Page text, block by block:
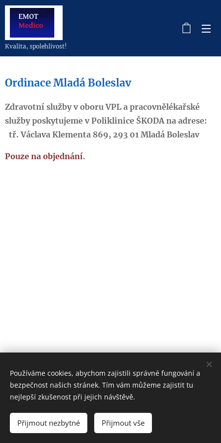
Kvalita, spolehlivost!
Ordinace Mladá Boleslav
Zdravotní služby v oboru VPL a pracovnělékařské
služby poskytujeme v Poliklinice ŠKODA na adrese:
tř. Václava Klementa 869, 293 01 Mladá Boleslav
Pouze na objednání.
Cookies
Používáme cookies, abychom zajistili správné fungování a
bezpečnost našich stránek. Tím vám můžeme zajistit tu
nejlepší zkušenost při jejich návštěvě.
Přijmout nezbytné Přijmout vše